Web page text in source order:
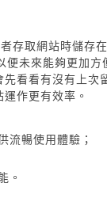
存取網站時儲存
未來能夠更加
看看有沒有上
作更有效率。
流暢使用體驗；
。